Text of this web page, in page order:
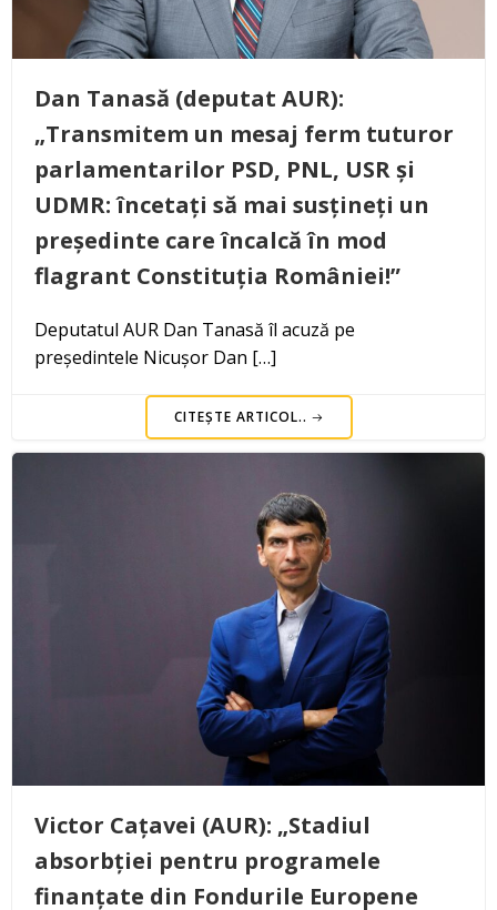
Dan Tanasă (deputat AUR):
„Transmitem un mesaj ferm tuturor
parlamentarilor PSD, PNL, USR și
UDMR: încetați să mai susțineți un
președinte care încalcă în mod
flagrant Constituția României!”
Deputatul AUR Dan Tanasă îl acuză pe
președintele Nicușor Dan […]
CITEȘTE ARTICOL..
Victor Cațavei (AUR): „Stadiul
absorbției pentru programele
finanțate din Fondurile Europene